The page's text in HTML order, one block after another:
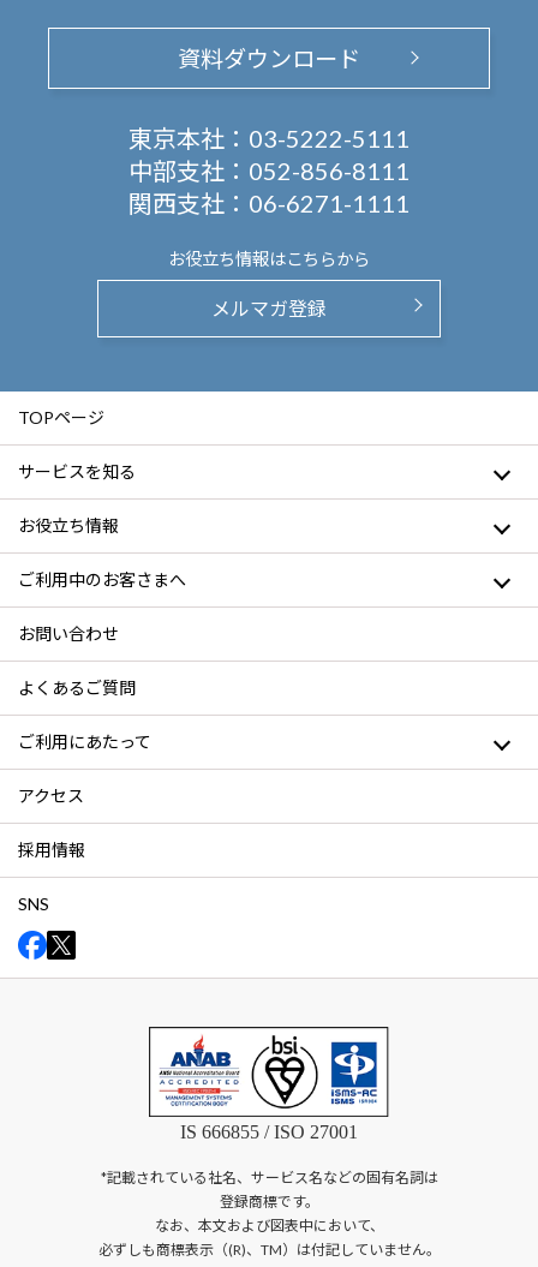
資料ダウンロード
東京本社： 03-5222-5111
中部支社： 052-856-8111
関西支社： 06-6271-1111
お役立ち情報はこちらから
メルマガ登録
TOPページ
サービスを知る
お役立ち情報
ご利用中のお客さまへ
お問い合わせ
よくあるご質問
ご利用にあたって
アクセス
採用情報
SNS
IS 666855 / ISO 27001
*記載されている社名、サービス名などの固有名詞は
登録商標です。
なお、本文および図表中において、
必ずしも商標表示（(R)、TM）は付記していません。